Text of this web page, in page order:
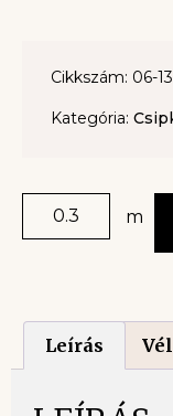
Cikkszám: 06-
Kategória:
m
Leírás